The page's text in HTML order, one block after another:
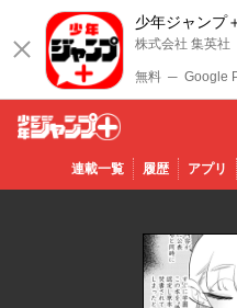
少年ジャンプ
株式会社 集英社
無料 ─ Google
少年ジ
ャンプ
連載一覧 履歴 アプリ